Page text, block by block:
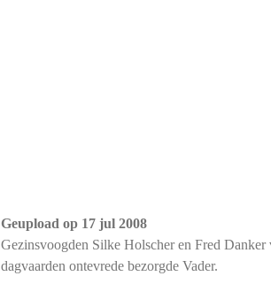
Geupload op 17 jul 2008
Gezinsvoogden Silke Holscher en Fred
dagvaarden ontevrede bezorgde Vader.